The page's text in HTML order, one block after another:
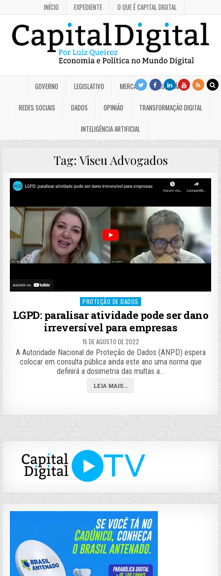
INÍCIO EXPEDIENTE O QUE É CAPITAL DIGITAL
GOVERNO LEGISLATIVO MERCADO JUDICIÁRIO
REDES SOCIAIS DADOS OPINIÃO TRANSFORMAÇÃO DIGITAL
INTELIGÊNCIA ARTIFICIAL
Tag: Viseu Advogados
Posted
PROTEÇÃO DE DADOS
LGPD: paralisar atividade pode ser dano
irreversível para empresas
15 DE AGOSTO DE 2022
A Autoridade Nacional de Proteção de Dados (ANPD) espera
colocar em consulta pública ainda este ano uma norma que
definirá a dosimetria das multas a…
LEIA MAIS...